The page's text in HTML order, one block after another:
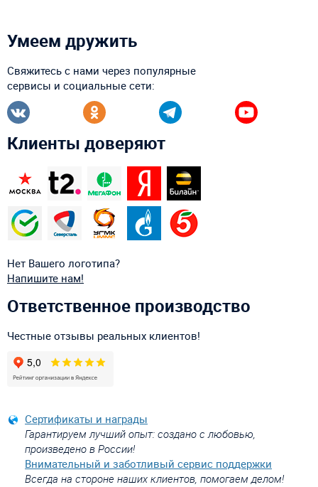
Умеем дружить
Свяжитесь с нами через популярные
сервисы и социальные сети:
Клиенты доверяют
Нет Вашего логотипа?
Напишите нам!
Ответственное производство
Честные отзывы реальных клиентов!
Сертификаты и награды
Гарантируем лучший опыт: создано с любовью,
произведено в России!
Внимательный и заботливый сервис поддержки
Всегда на стороне наших клиентов, помогаем делом!